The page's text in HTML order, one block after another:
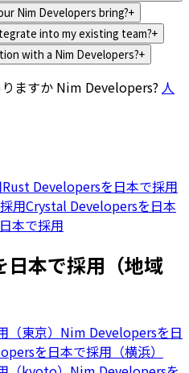
Nim Developers bring?+
into my existing team?+
with a Nim Developers?+
ますか Nim Developers? 人
Rust Developersを日本で採用
用Crystal Developersを日本
本で採用
本で採用（地域
東京） Nim Developersを日
を日本で採用（横浜）